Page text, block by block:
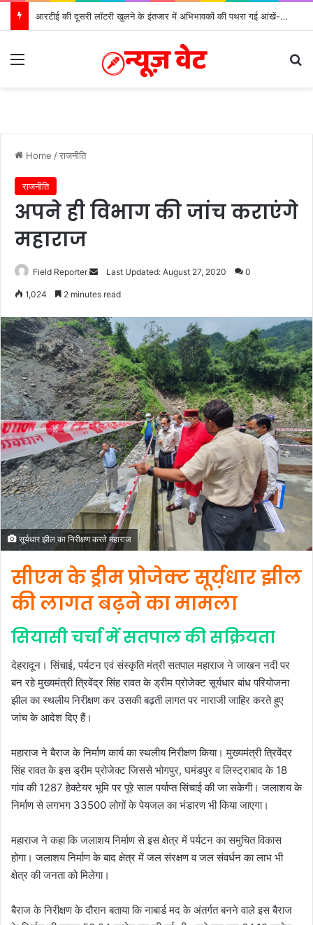
आरटीई की दूसरी लॉटरी खुलने के इंतजार में अभिभावकों की पथरा गई आंखें- मोर्चा
Menu
Home /राजनीति
राजनीति
अपने ही विभाग की जांच कराएंगे
महाराज
Field Reporter
SendLast Updated: August 27, 2020 0
1,024 2 minutes read
सूर्यधार झील का निरीक्षण करते महाराज
सीएम के ड्रीम प्रोजेक्ट सूर्य़धार झील
की लागत बढ़ने का मामला
सियासी चर्चा में सतपाल की सक्रियता
देहरादून। सिंचाई, पर्यटन एवं संस्कृति मंत्री सतपाल महाराज ने जाखन नदी पर
बन रहे मुख्यमंत्री त्रिवेंद्र सिंह रावत के ड्रीम प्रोजेक्ट सूर्यधार बांध परियोजना
झील का स्थलीय निरीक्षण कर उसकी बढ़ती लागत पर नाराजी जाहिर करते हुए
जांच के आदेश दिए हैं।
महाराज ने बैराज के निर्माण कार्य का स्थलीय निरीक्षण किया। मुख्यमंत्री त्रिवेंद्र
सिंह रावत के इस ड्रीम प्रोजेक्ट जिससे भोगपुर, घमंडपुर व लिस्ट्राबाद के 18
गांव की 1287 हेक्टेयर भूमि पर पूरे साल पर्याप्त सिंचाई की जा सकेगी। जलाशय के
निर्माण से लगभग 33500 लोगों के पेयजल का भंडारण भी किया जाएगा।
महाराज ने कहा कि जलाशय निर्माण से इस क्षेत्र में पर्यटन का समुचित विकास
होगा। जलाशय निर्माण के बाद क्षेत्र में जल संरक्षण व जल संवर्धन का लाभ भी
क्षेत्र की जनता को मिलेगा।
बैराज के निरीक्षण के दौरान बताया कि नाबार्ड मद के अंतर्गत बनने वाले इस बैराज